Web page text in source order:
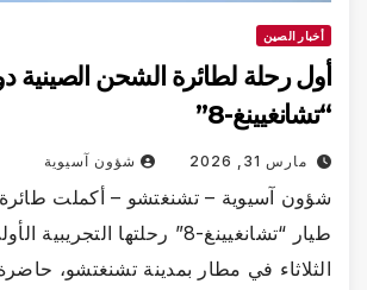
أخبار الصين
أول رحلة لطائرة الشحن الصينية
“تشانغيينغ-8”
مارس 31, 2026 شؤون آسيوية
شؤون آسيوية – تشنغتشو – أكملت
طيار “تشانغيينغ-8” رحلتها
الثلاثاء في مطار بمدينة تشنغتشو،